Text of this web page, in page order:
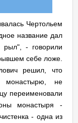
Чертольем
название дал
рыл", - говорили
себе ложе.
решил, что
монастырю, не
переименовали
монастыря -
- одна из